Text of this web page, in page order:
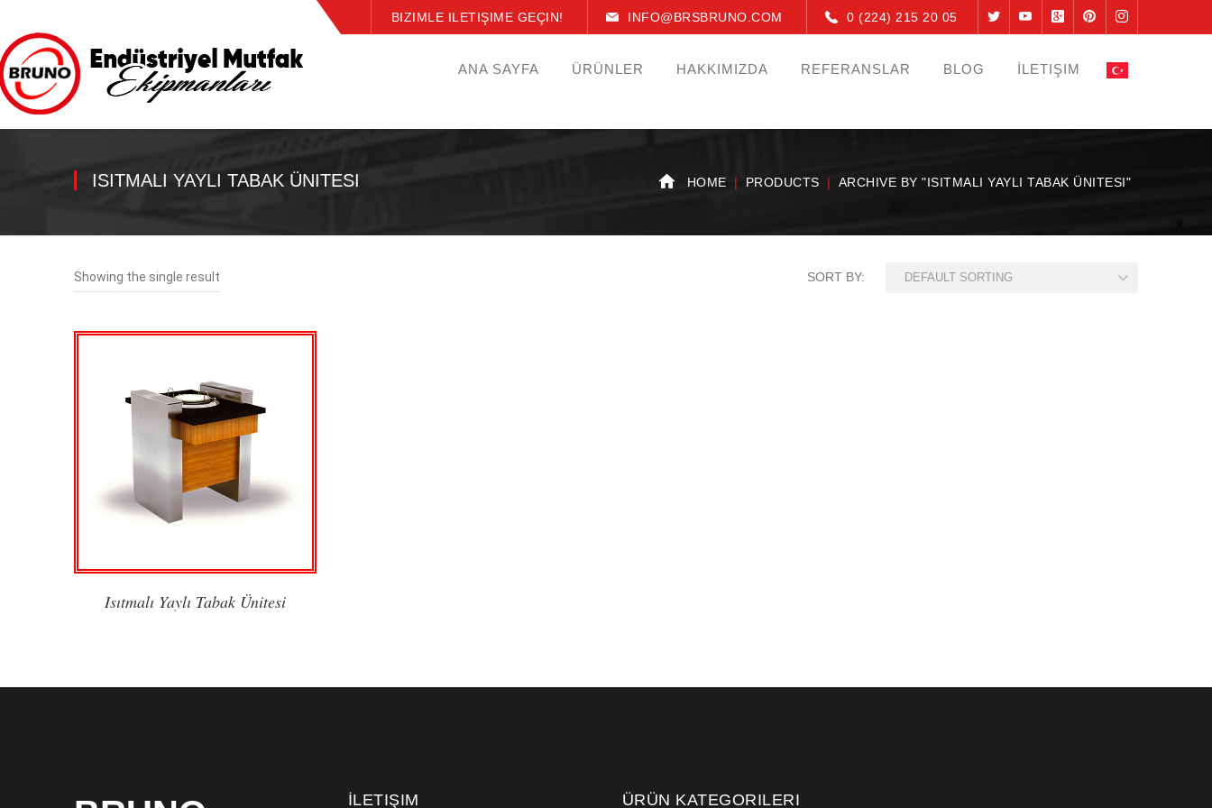
BIZIMLE ILETIŞIME GEÇIN! INFO@BRSBRUNO.COM 0 (224) 215 20 05
ANA SAYFA ÜRÜNLER HAKKIMIZDA REFERANSLAR BLOG İLETIŞIM
ISITMALI YAYLI TABAK ÜNITESI HOME PRODUCTS ARCHIVE BY "ISITMALI YAYLI TABAK ÜNITESI"
Showing the single result
Isıtmalı Yaylı Tabak Ünitesi
İLETIŞIM ÜRÜN KATEGORILERI